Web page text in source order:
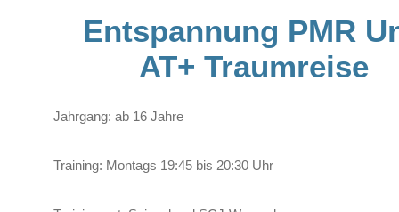
Entspannung PMR
AT+ Traumreise
Jahrgang: ab 16 Jahre
Training: Montags 19:45 bis 20:30 Uhr